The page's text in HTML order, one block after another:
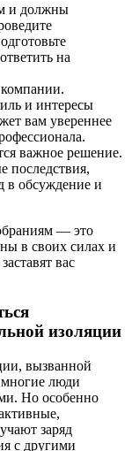
и должны
на
и интересы
вам увереннее
важное решение.
последствия,
в обсуждение и
— это
в своих силах и
вас
изоляции
вызванной
многие люди
Но особенно
заряд
с другими